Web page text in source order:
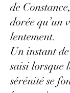
de
dorée qu’un
lentement.
Un instant
saisi lorsque
sérénité se